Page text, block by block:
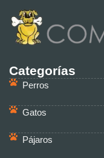
Categorías
Perros
Gatos
Pájaros